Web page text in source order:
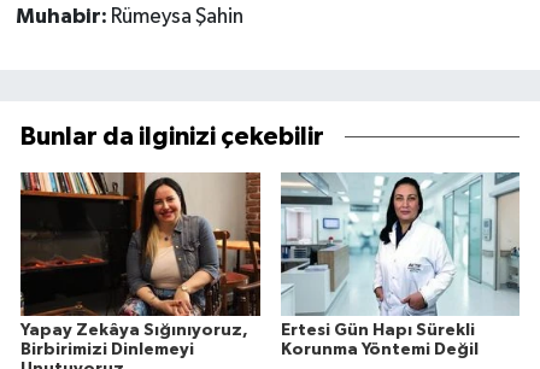
Muhabir: Rümeysa Şahin
Bunlar da ilginizi çekebilir
Yapay Zekâya Sığınıyoruz,
Birbirimizi Dinlemeyi
Ertesi Gün Hapı Sürekli
Korunma Yöntemi Değil